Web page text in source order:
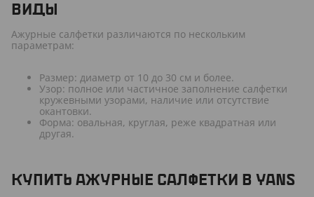
ВИДЫ
Ажурные салфетки различаются по нескольким
параметрам:
Размер: диаметр от 10 до 30 см и более.
Узор: полное или частичное заполнение салфетки
кружевными узорами, наличие или отсутствие
окантовки.
Форма: овальная, круглая, реже квадратная или
другая.
КУПИТЬ АЖУРНЫЕ САЛФЕТКИ В YANS